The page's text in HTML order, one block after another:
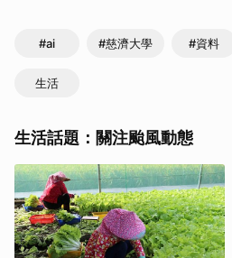
#ai #慈濟大學 #資料
生活
生活話題：關注颱風動態